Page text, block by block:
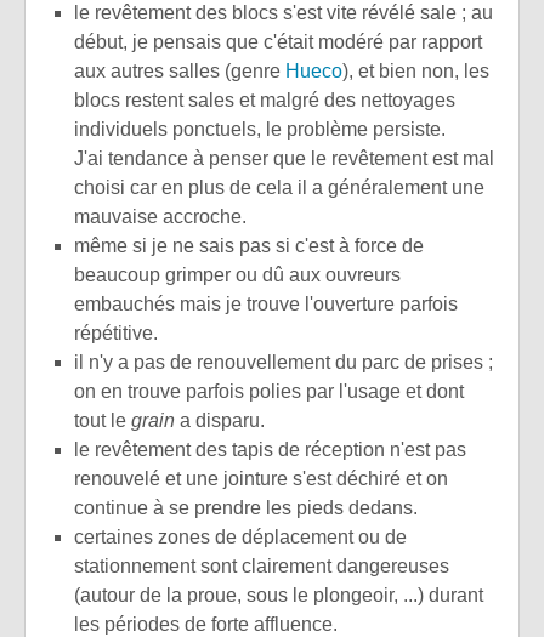
le revêtement des blocs s'est vite révélé sale ; au
début, je pensais que c'était modéré par rapport
aux autres salles (genre Hueco), et bien non, les
blocs restent sales et malgré des nettoyages
individuels ponctuels, le problème persiste.
J'ai tendance à penser que le revêtement est mal
choisi car en plus de cela il a généralement une
mauvaise accroche.
même si je ne sais pas si c'est à force de
beaucoup grimper ou dû aux ouvreurs
embauchés mais je trouve l'ouverture parfois
répétitive.
il n'y a pas de renouvellement du parc de prises ;
on en trouve parfois polies par l'usage et dont
tout le grain a disparu.
le revêtement des tapis de réception n'est pas
renouvelé et une jointure s'est déchiré et on
continue à se prendre les pieds dedans.
certaines zones de déplacement ou de
stationnement sont clairement dangereuses
(autour de la proue, sous le plongeoir, ...) durant
les périodes de forte affluence.